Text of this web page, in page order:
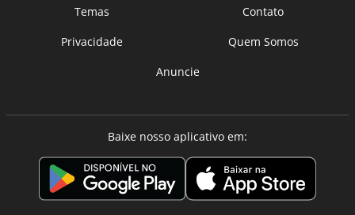
Temas
Contato
Privacidade
Quem Somos
Anuncie
Baixe nosso aplicativo em: